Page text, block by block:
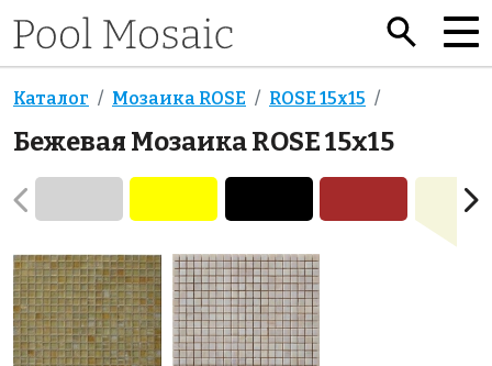
Каталог Мозаика ROSE ROSE 15x15
Бежевая Мозаика ROSE 15x15